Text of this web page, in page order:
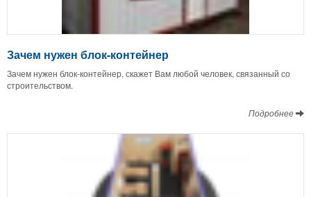
Зачем нужен блок-контейнер
Зачем нужен блок-контейнер, скажет Вам любой человек, связанный со
строительством.
Подробнее